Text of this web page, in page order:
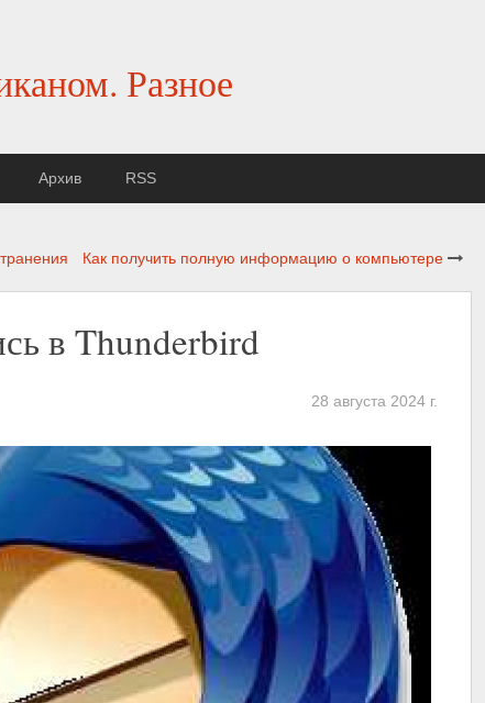
Разное
Архив RSS
Как получить полную информацию о компьютере
в Thunderbird
28 августа 2024 г.